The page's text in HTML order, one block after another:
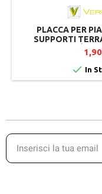
PLACCA PER
SUPPORTI
 In